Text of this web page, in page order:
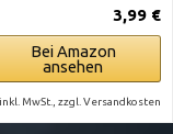
3,99 €
Bei Amazon
ansehen
MwSt., zzgl. Versandkosten